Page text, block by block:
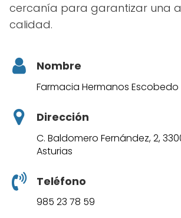
cercanía para garantizar una
calidad.
Nombre
Farmacia Hermanos Escobedo
Dirección
C. Baldomero Fernández, 2,
Asturias
Teléfono
985 23 78 59